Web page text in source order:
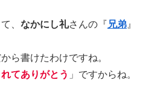
、 なかにし礼さんの『 兄弟 』
ら書けたわけですね。
てありがとう 」ですからね。